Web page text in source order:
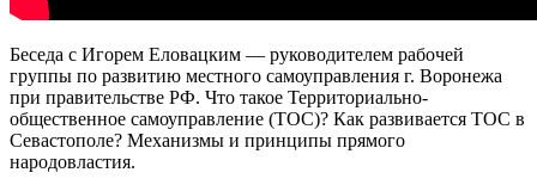
Беседа с Игорем Еловацким — руководителем рабочей
группы по развитию местного самоуправления г. Воронежа
при правительстве РФ. Что такое Территориально-
общественное самоуправление (ТОС)? Как развивается ТОС в
Севастополе? Механизмы и принципы прямого
народовластия.